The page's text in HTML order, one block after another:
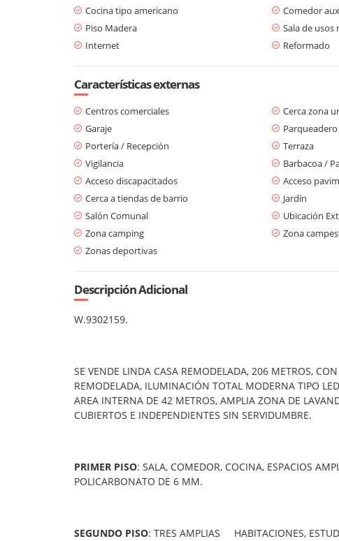
Cocina tipo americano
Comedor
Piso Madera
Sala de usos
Internet
Reformado
Características externas
Centros comerciales Cerca zona
Garaje
Portería / Recepción
Terraza
Vigilancia
Barbacoa /
Acceso discapacitados
Acceso
Cerca a tiendas de barrio
Jardín
Salón Comunal
Ubicación
Zona camping
Zona
Zonas deportivas
Descripción Adicional
W.9302159.
SE VENDE LINDA CASA REMODELADA, 206 METROS,
REMODELADA, ILUMINACIÓN TOTAL MODERNA TIPO
AREA INTERNA DE 42 METROS, AMPLIA ZONA DE
CUBIERTOS E INDEPENDIENTES SIN
PRIMER PISO: SALA, COMEDOR, COCINA, ESPACIOS
POLICARBONATO DE 6 MM.
SEGUNDO PISO: TRES AMPLIAS HABITACIONES,